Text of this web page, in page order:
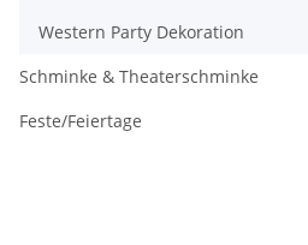
Western Party Dekoration
Schminke & Theaterschminke
Feste/Feiertage